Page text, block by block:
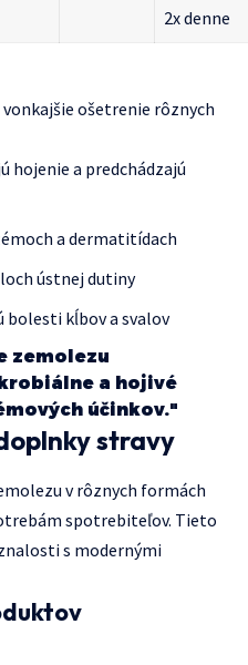
2x denne
ošetrenie rôznych
hojenie a predchádzajú
a dermatitídach
ústnej dutiny
bolesti kĺbov a svalov
zemolezu
a hojivé
účinkov."
stravy
v rôznych formách
spotrebiteľov. Tieto
s modernými